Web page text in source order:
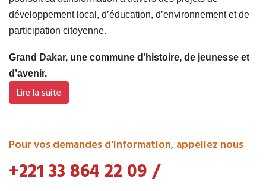
développement local, d’éducation, d’environnement et de
participation citoyenne.
Grand Dakar, une commune d’histoire, de jeunesse et
d’avenir.
Lire la suite
Pour vos demandes d'information, appellez nous
+221 33 864 22 09/